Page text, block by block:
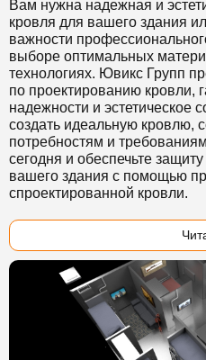
Вам нужна надежная и
кровля для вашего здания
важности
выборе оптимальных
технологиях. Ювикс Групп
по проектированию кровли,
надежности и
создать идеальную кровлю,
потребностям и
сегодня и обеспечьте
вашего здания с помощью
спроектированной кровли.